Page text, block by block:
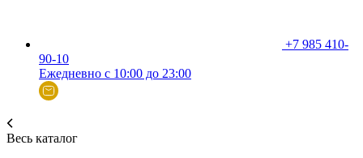
+7 985 410-
90-10
Ежедневно с 10:00 до 23:00
Весь каталог